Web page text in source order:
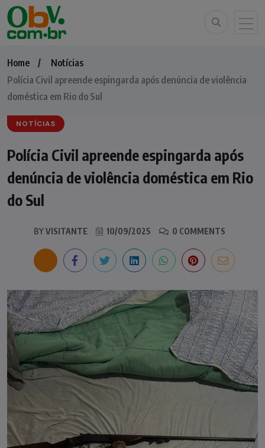
Home
Notícias
Polícia Civil apreende espingarda após denúncia de violência
doméstica em Rio do Sul
NOTÍCIAS
Polícia Civil apreende espingarda após
denúncia de violência doméstica em Rio
do Sul
BYVISITANTE 10/09/2025 0 COMMENTS